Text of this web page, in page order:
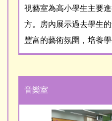
視藝室為高小學生主要
方。房內展示過去學生
豐富的藝術氛圍，培養學
音樂室